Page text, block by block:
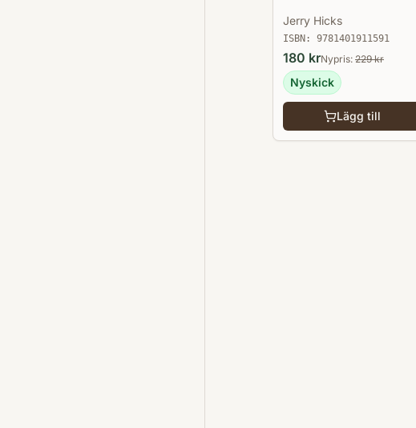
Jerry Hicks
ISBN: 9781401911591
180 krNypris: 229kr
Nyskick
Lägg till